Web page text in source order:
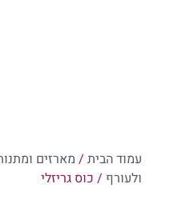
עמוד הבית/ מארזים
ולעורף / כוס גריזלי